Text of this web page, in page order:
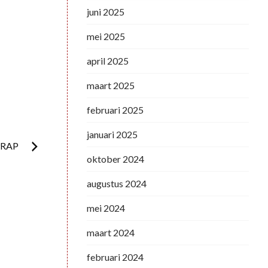
juni 2025
mei 2025
april 2025
maart 2025
februari 2025
januari 2025
oktober 2024
augustus 2024
mei 2024
maart 2024
februari 2024